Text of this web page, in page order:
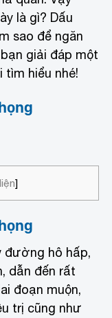
là gì? Dấu
sao để ngăn
giải đáp một
tìm hiểu nhé!
]
đường hô hấp,
dẫn đến rất
đoạn muộn,
trị cũng như